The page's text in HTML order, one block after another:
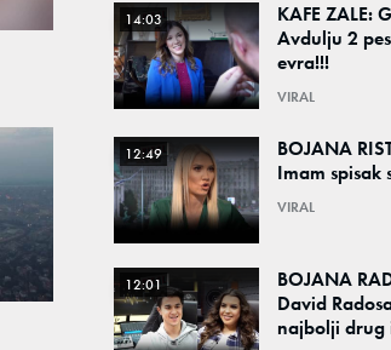
14:03
KAFE ZALE:
Avdulju 2
evra!!!
VIRAL
12:49
BOJANA
Imam spisak
VIRAL
12:01
BOJANA
David
najbolji drug